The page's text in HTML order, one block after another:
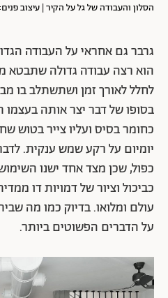
הסלון והעבודה של גל על הקיר | עיצוב פנים:
גרבר גם אחראי על העבודה
הוא רצה עבודה גדולה שתבטא
לחלל לאורך זמן ושתשתלב בו
בסופו של דבר יצר אותה
כחומר בסיס ועליו צייר בטוש
יומיום על רקע שמש ענקית.
כפול, שכן מצד אחד ישנו
כביכול וציור של דמויות דו
עולם ומלואו. בדיוק כמו מה
על הדברים הפשוטים ביותר.